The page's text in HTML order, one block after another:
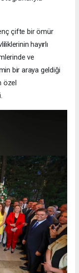
çifte bir ömür
hayırlı
ve
bir araya geldiği
özel